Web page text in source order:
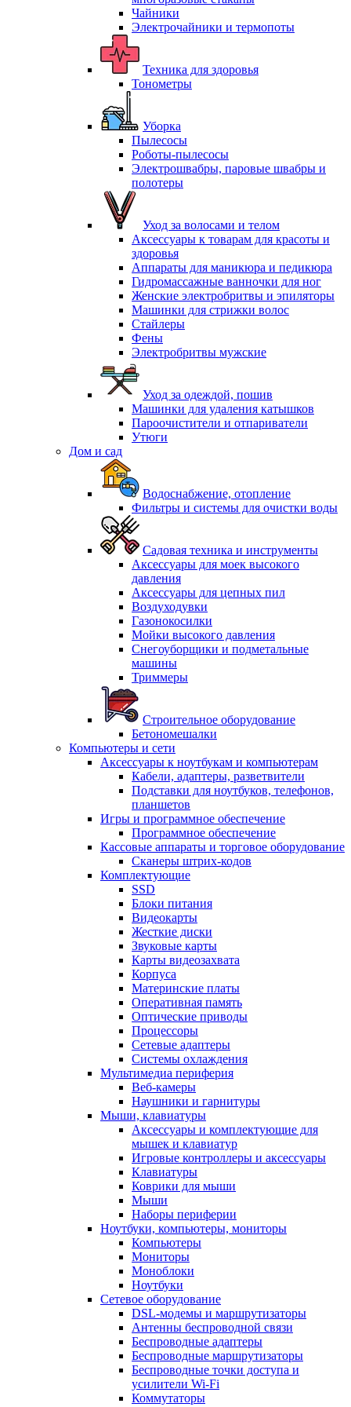
Чайники
Электрочайники и термопоты
Техника для здоровья
Тонометры
Уборка
Пылесосы
Роботы-пылесосы
Электрошвабры, паровые швабры и
полотеры
Уход за волосами и телом
Аксессуары к товарам для красоты и
здоровья
Аппараты для маникюра и педикюра
Гидромассажные ванночки для ног
Женские электробритвы и эпиляторы
Машинки для стрижки волос
Стайлеры
Фены
Электробритвы мужские
Уход за одеждой, пошив
Машинки для удаления катышков
Пароочистители и отпариватели
Утюги
Дом и сад
Водоснабжение, отопление
Фильтры и системы для очистки воды
Садовая техника и инструменты
Аксессуары для моек высокого
давления
Аксессуары для цепных пил
Воздуходувки
Газонокосилки
Мойки высокого давления
Снегоуборщики и подметальные
машины
Триммеры
Строительное оборудование
Бетономешалки
Компьютеры и сети
Аксессуары к ноутбукам и компьютерам
Кабели, адаптеры, разветвители
Подставки для ноутбуков, телефонов,
планшетов
Игры и программное обеспечение
Программное обеспечение
Кассовые аппараты и торговое оборудование
Сканеры штрих-кодов
Комплектующие
SSD
Блоки питания
Видеокарты
Жесткие диски
Звуковые карты
Карты видеозахвата
Корпуса
Материнские платы
Оперативная память
Оптические приводы
Процессоры
Сетевые адаптеры
Системы охлаждения
Мультимедиа периферия
Веб-камеры
Наушники и гарнитуры
Мыши, клавиатуры
Аксессуары и комплектующие для
мышек и клавиатур
Игровые контроллеры и аксессуары
Клавиатуры
Коврики для мыши
Мыши
Наборы периферии
Ноутбуки, компьютеры, мониторы
Компьютеры
Мониторы
Моноблоки
Ноутбуки
Сетевое оборудование
DSL-модемы и маршрутизаторы
Антенны беспроводной связи
Беспроводные адаптеры
Беспроводные маршрутизаторы
Беспроводные точки доступа и
усилители Wi-Fi
Коммутаторы